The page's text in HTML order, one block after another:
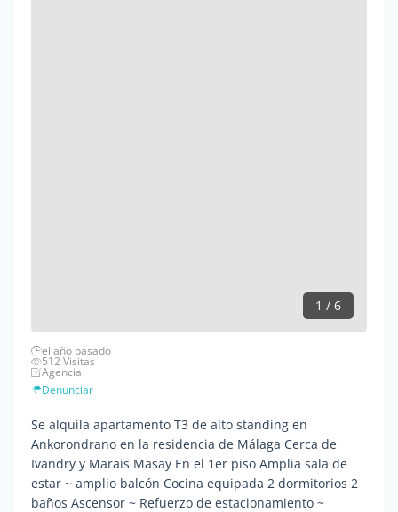
1 / 6
el año pasado
512 Visitas
Agencia
Denunciar
Se alquila apartamento T3 de alto standing en
Ankorondrano en la residencia de Málaga Cerca de
Ivandry y Marais Masay En el 1er piso Amplia sala de
estar ~ amplio balcón Cocina equipada 2 dormitorios 2
baños Ascensor ~ Refuerzo de estacionamiento ~